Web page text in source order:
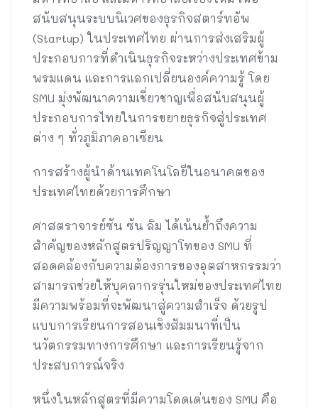
สนับสนุนระบบนิเวศของธุรกิจสตาร์ทอัพ
(Startup) ในประเทศไทย ผ่านการส่งเสริมผู้
ประกอบการที่ดำเนินธุรกิจระหว่างประเทศข้าม
พรมแดน และการแลกเปลี่ยนองค์ความรู้ โดย
SMU มุ่งพัฒนาความเชี่ยวชาญเพื่อสนับสนุนผู้
ประกอบการไทยในการขยายธุรกิจสู่ประเทศ
ต่าง ๆ ทั่วภูมิภาคอาเซียน
การสร้างผู้นำด้านเทคโนโลยีในอนาคตของ
ประเทศไทยด้วยการศึกษา
ศาสตราจารย์ซัน ซัน ลิม ได้เน้นย้ำถึงความ
สำคัญของหลักสูตรปริญญาโทของ SMU ที่
สอดคล้องกับความต้องการของอุตสาหกรรมว่า
สามารถช่วยให้บุคลากรรุ่นใหม่ของประเทศไทย
มีความพร้อมที่จะพัฒนาสู่ความสำเร็จ ด้วยรูป
แบบการเรียนการสอนเชิงสัมมนาที่เป็น
นวัตกรรมทางการศึกษา และการเรียนรู้จาก
ประสบการณ์จริง
หนึ่งในหลักสูตรที่มีความโดดเด่นของ SMU คือ